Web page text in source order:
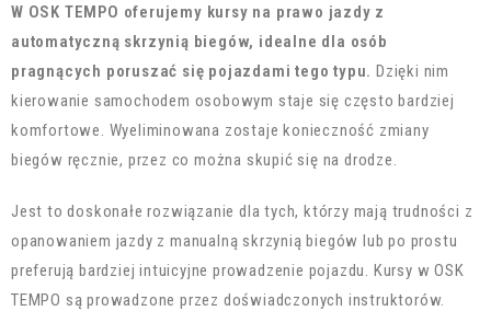
W OSK TEMPO oferujemy kursy na prawo jazdy z
automatyczną skrzynią biegów, idealne dla osób
pragnących poruszać się pojazdami tego typu. Dzięki nim
kierowanie samochodem osobowym staje się często bardziej
komfortowe. Wyeliminowana zostaje konieczność zmiany
biegów ręcznie, przez co można skupić się na drodze.
Jest to doskonałe rozwiązanie dla tych, którzy mają trudności z
opanowaniem jazdy z manualną skrzynią biegów lub po prostu
preferują bardziej intuicyjne prowadzenie pojazdu. Kursy w OSK
TEMPO są prowadzone przez doświadczonych instruktorów.